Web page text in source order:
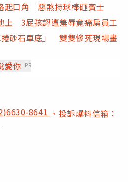
起口角 惡煞持球棒砸賓士
上 3屁孩認遭羞辱竟痛扁員工
砂石車底」 雙雙慘死現場畫
愛你 PR
8641 、投訴爆料信箱：